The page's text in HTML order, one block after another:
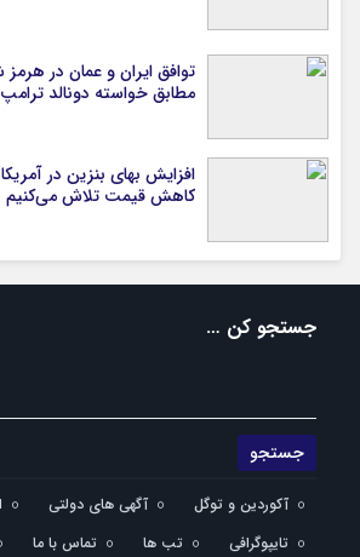
توافق ایران و عمان در
مطابق خواسته دونالد ترامپ
افزایش بهای بنزین در
کاهش قیمت تلاش می‌کنیم
جستجو کن …
آکوردین و توگل آگهی های دولتی
تایپوگرافی
تب ها تماس با ما